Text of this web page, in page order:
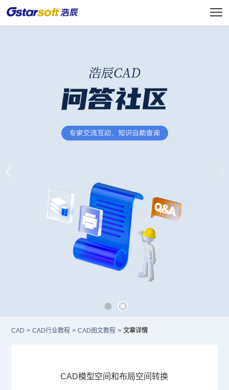
CAD > CAD行业教程 > CAD图文教程 > 文章详情
CAD模型空间和布局空间转换